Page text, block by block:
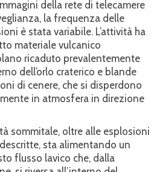
della rete di telecamere
la frequenza delle
è stata variabile. L’attività ha
materiale vulcanico
ricaduto prevalentemente
dell’orlo craterico e blande
di cenere, che si disperdono
in atmosfera in direzione
sommitale, oltre alle esplosioni
sta alimentando un
flusso lavico che, dalla